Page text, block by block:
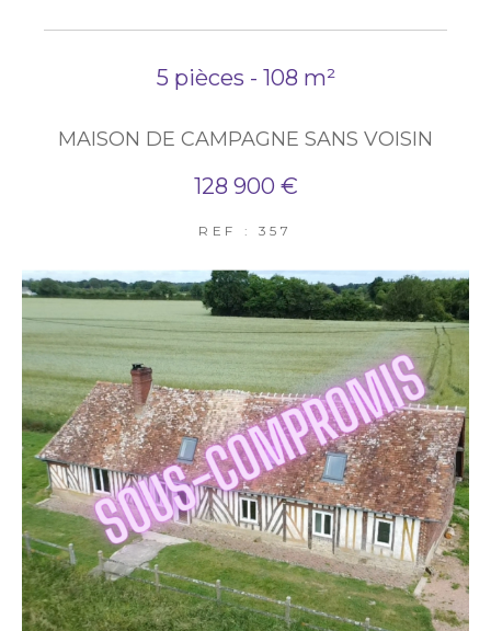
5 pièces - 108 m²
MAISON DE CAMPAGNE SANS VOISIN
128 900 €
REF : 357